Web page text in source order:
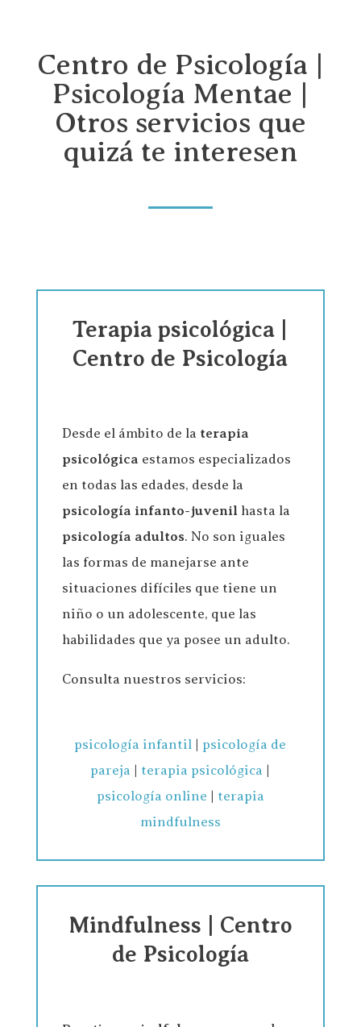
Centro de Psicología |
Psicología Mentae |
Otros servicios que
quizá te interesen
Terapia psicológica |
Centro de Psicología
Desde el ámbito de la terapia
psicológica estamos especializados
en todas las edades, desde la
psicología infanto-juvenilhasta la
psicología adultos. No son iguales
las formas de manejarse ante
situaciones difíciles que tiene un
niño o un adolescente, que las
habilidades que ya posee un adulto.
Consulta nuestros servicios:
psicología infantil | psicología de
pareja | terapia psicológica |
psicología online | terapia
mindfulness
Mindfulness | Centro
de Psicología